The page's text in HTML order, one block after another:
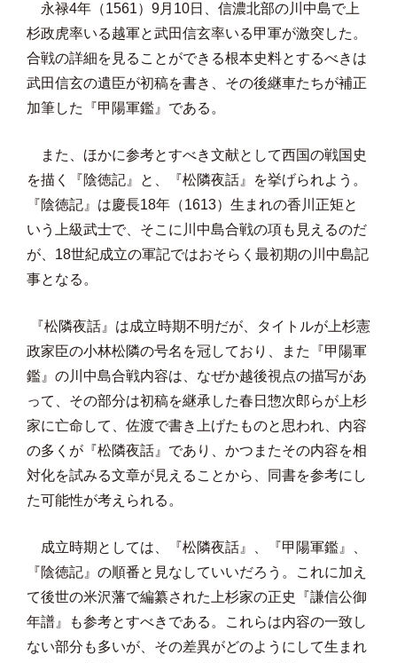
永禄4年（1561）9月10日、信濃北部の川中島で上
杉政虎率いる越軍と武田信玄率いる甲軍が激突した。
合戦の詳細を見ることができる根本史料とするべきは
武田信玄の遺臣が初稿を書き、その後継車たちが補正
加筆した『甲陽軍鑑』である。
また、ほかに参考とすべき文献として西国の戦国史
を描く『陰徳記』と、『松隣夜話』を挙げられよう。
『陰徳記』は慶長18年（1613）生まれの香川正矩と
いう上級武士で、そこに川中島合戦の項も見えるのだ
が、18世紀成立の軍記ではおそらく最初期の川中島記
事となる。
『松隣夜話』は成立時期不明だが、タイトルが上杉憲
政家臣の小林松隣の号名を冠しており、また『甲陽軍
鑑』の川中島合戦内容は、なぜか越後視点の描写があ
って、その部分は初稿を継承した春日惣次郎らが上杉
家に亡命して、佐渡で書き上げたものと思われ、内容
の多くが『松隣夜話』であり、かつまたその内容を相
対化を試みる文章が見えることから、同書を参考にし
た可能性が考えられる。
成立時期としては、『松隣夜話』、『甲陽軍鑑』、
『陰徳記』の順番と見なしていいだろう。これに加え
て後世の米沢藩で編纂された上杉家の正史『謙信公御
年譜』も参考とすべきである。これらは内容の一致し
ない部分も多いが、その差異がどのようにして生まれ